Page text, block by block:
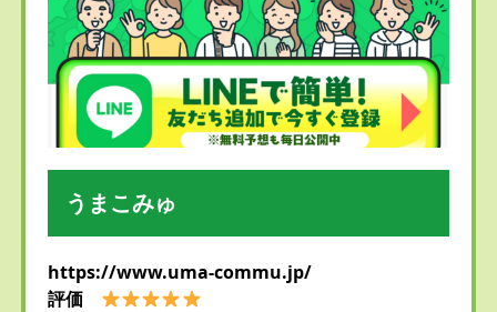
うまこみゅ
https://www.uma-commu.jp/
評価